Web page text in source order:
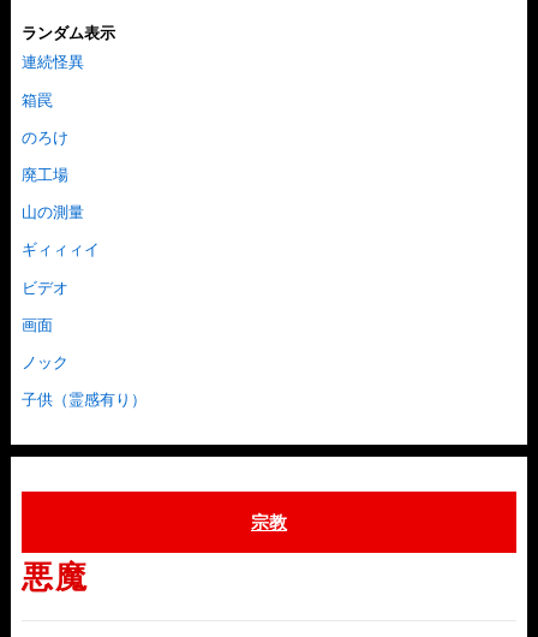
ランダム表示
連続怪異
箱罠
のろけ
廃工場
山の測量
ギィィィイ
ビデオ
画面
ノック
子供（霊感有り）
宗教
悪魔